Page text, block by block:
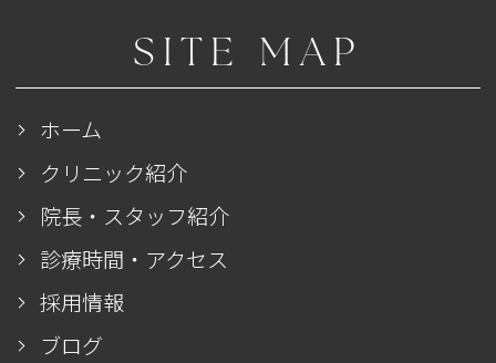
SITE MAP
ホーム
クリニック紹介
院長・スタッフ紹介
診療時間・アクセス
採用情報
ブログ